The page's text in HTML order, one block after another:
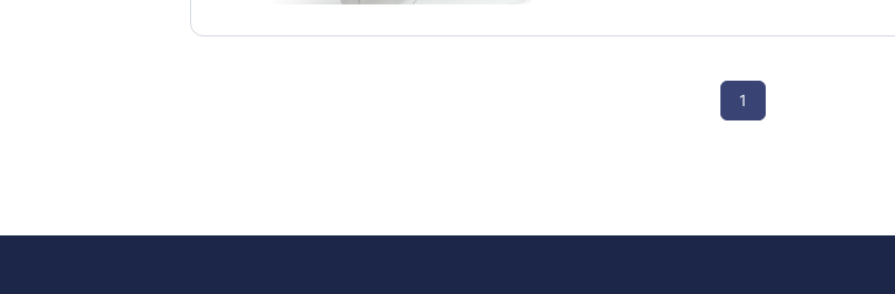
1